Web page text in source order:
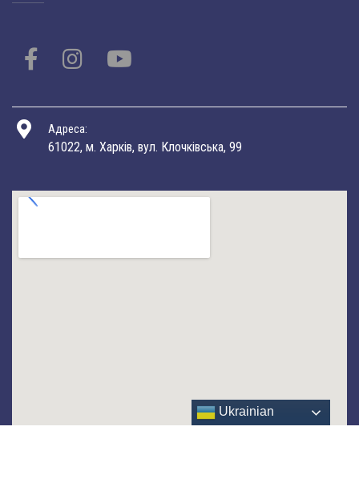
Адреса:
61022, м. Харків, вул. Клочківська, 99
Ukrainian